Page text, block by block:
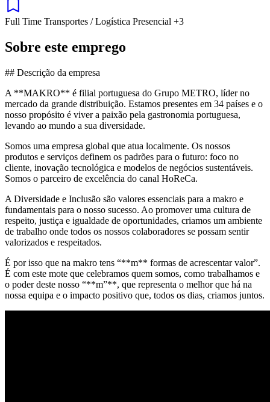
Full Time Transportes / Logística Presencial +3
Sobre este emprego
## Descrição da empresa
A **MAKRO** é filial portuguesa do Grupo METRO, líder no
mercado da grande distribuição. Estamos presentes em 34 países e o
nosso propósito é viver a paixão pela gastronomia portuguesa,
levando ao mundo a sua diversidade.
Somos uma empresa global que atua localmente. Os nossos
produtos e serviços definem os padrões para o futuro: foco no
cliente, inovação tecnológica e modelos de negócios sustentáveis.
Somos o parceiro de excelência do canal HoReCa.
A Diversidade e Inclusão são valores essenciais para a makro e
fundamentais para o nosso sucesso. Ao promover uma cultura de
respeito, justiça e igualdade de oportunidades, criamos um ambiente
de trabalho onde todos os nossos colaboradores se possam sentir
valorizados e respeitados.
É por isso que na makro tens “**m** formas de acrescentar valor”.
É com este mote que celebramos quem somos, como trabalhamos e
o poder deste nosso “**m”**, que representa o melhor que há na
nossa equipa e o impacto positivo que, todos os dias, criamos juntos.